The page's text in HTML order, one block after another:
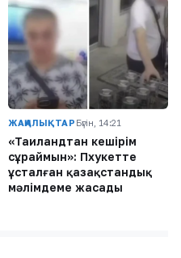
ЖАҢАЛЫҚТАР Бүгін, 14:21
«Таиландтан кешірім
сұраймын»: Пхукетте
ұсталған қазақстандық
мәлімдеме жасады